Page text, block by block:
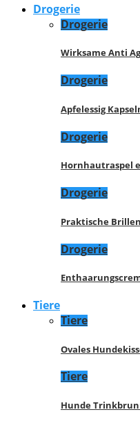
Drogerie
Drogerie
Wirksame Anti
Drogerie
Apfelessig
Drogerie
Hornhautraspel
Drogerie
Praktische
Drogerie
Tiere
Tiere
Ovales
Tiere
Hunde